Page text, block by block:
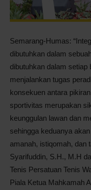
Semarang-Humas:
dibutuhkan dalam
dibutuhkan dalam
menjalankan tugas
konsekuen antara
sportivitas merupakan
keunggulan lawan dan
sehingga keduanya
amanah, istiqomah, dan
Syarifuddin, S.H., M.H
Tenis Persatuan Tenis
Piala Ketua Mahkamah